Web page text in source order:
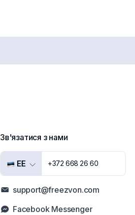
Зв'язатися з нами
EE +372 668 26 60
support@freezvon.com
Facebook Messenger